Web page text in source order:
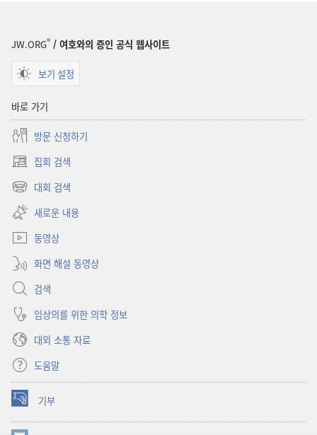
JW.ORG® / 여호와의 증인 공식 웹사이트
보기 설정
바로 가기
방문 신청하기
집회 검색
(새로운
창
대회 검색
(새로운
창
열기)
새로운 내용
동영상
화면 해설 동영상
검색
임상의를 위한 의학 정보
대외 소통 자료
도움말
기부
(새로운
창